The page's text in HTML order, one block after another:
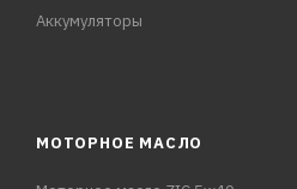
Аккумуляторы
МОТОРНОЕ МАСЛО